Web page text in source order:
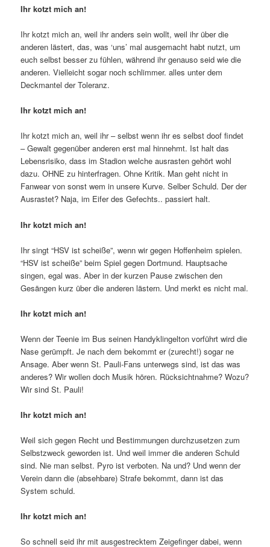
Ihr kotzt mich an!
Ihr kotzt mich an, weil ihr anders sein wollt, weil ihr über die
anderen lästert, das, was ‘uns’ mal ausgemacht habt nutzt, um
euch selbst besser zu fühlen, während ihr genauso seid wie die
anderen. Vielleicht sogar noch schlimmer. alles unter dem
Deckmantel der Toleranz.
Ihr kotzt mich an!
Ihr kotzt mich an, weil ihr – selbst wenn ihr es selbst doof findet
– Gewalt gegenüber anderen erst mal hinnehmt. Ist halt das
Lebensrisiko, dass im Stadion welche ausrasten gehört wohl
dazu. OHNE zu hinterfragen. Ohne Kritik. Man geht nicht in
Fanwear von sonst wem in unsere Kurve. Selber Schuld. Der der
Ausrastet? Naja, im Eifer des Gefechts.. passiert halt.
Ihr kotzt mich an!
Ihr singt “HSV ist scheiße”, wenn wir gegen Hoffenheim spielen.
“HSV ist scheiße” beim Spiel gegen Dortmund. Hauptsache
singen, egal was. Aber in der kurzen Pause zwischen den
Gesängen kurz über die anderen lästern. Und merkt es nicht mal.
Ihr kotzt mich an!
Wenn der Teenie im Bus seinen Handyklingelton vorführt wird die
Nase gerümpft. Je nach dem bekommt er (zurecht!) sogar ne
Ansage. Aber wenn St. Pauli-Fans unterwegs sind, ist das was
anderes? Wir wollen doch Musik hören. Rücksichtnahme? Wozu?
Wir sind St. Pauli!
Ihr kotzt mich an!
Weil sich gegen Recht und Bestimmungen durchzusetzen zum
Selbstzweck geworden ist. Und weil immer die anderen Schuld
sind. Nie man selbst. Pyro ist verboten. Na und? Und wenn der
Verein dann die (absehbare) Strafe bekommt, dann ist das
System schuld.
Ihr kotzt mich an!
So schnell seid ihr mit ausgestrecktem Zeigefinger dabei, wenn